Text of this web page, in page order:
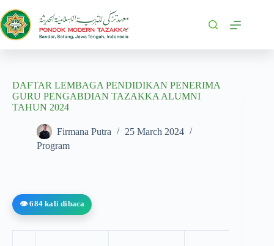
DAFTAR LEMBAGA PENDIDIKAN PENERIMA
GURU PENGABDIAN TAZAKKA ALUMNI
TAHUN 2024
Firmana Putra
25 March 2024
Program
👁️ 684 kali dibaca